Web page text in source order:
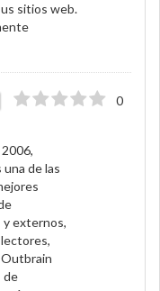
sitios web.
0
de las
externos,
Outbrain
de